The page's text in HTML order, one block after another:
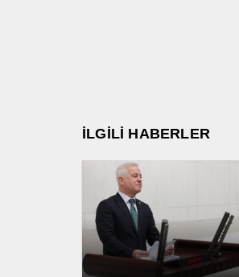
İLGİLİ HABERLER